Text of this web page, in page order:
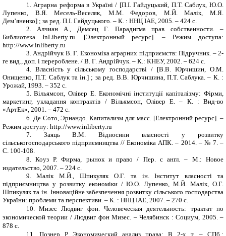
1.
Аграрна реформа в Україні / [П.І. Гайдуцький, П.Т. Саблук, Ю.О.
Лупенко, В.Я. Месель-Веселяк, М.М. Федоров, М.Й. Малік, М.Я.
Дем’яненко] ; за ред. П.І. Гайдуцького. – К. : ННЦ ІАЕ, 2005. – 424 с.
2.
Алчиан А., Демсец Г. Парадигма прав собственности. –
Библиотека InLiberty ru . [Электронный ресурс]. – Режим доступа:
http://www.inliberty ru
3. Андрійчук В. Г. Економіка аграрних підприємств: Підручник. – 2-
ге вид., доп. і перероблене. / В. Г. Андрійчук. – К.: КНЕУ, 2002. – 624 с.
4.
Власність у сільському господарстві / [В.В. Юрчишин, О.М.
Онищенко, П.Т. Саблук та ін.] ; за ред. В.В. Юрчишина, П.Т. Саблука. – К. :
Урожай, 1993. – 352 с.
5.
Вільямсон, Олівер Е. Економічні інституції капіталізму: Фірми,
маркетинг, укладання контрактів / Вільямсон, Олівер Е. – К. : Вид-во
«АртЕк», 2001. – 472 с.
6. Де Сото, Эрнандо. Капитализм для масс. [Електронний ресурс]. –
Режим доступу: http://www.inliberty.ru
7.
Заяць В.М. Відносини власності у розвитку
сільськогосподарського підприємництва // Економіка АПК. – 2014. – № 7. –
С. 100-108.
8.
Коуз Р. Фирма, рынок и право / Пер. с англ. – М.: Новое
издательство, 2007. – 224 с.
9.
Малік М.Й., Шпикуляк О.Г. та ін. Інститут власності та
підприємництва у розвитку економіки / Ю.О. Лупенко, М.Й. Малік, О.Г.
Шпикуляк та ін. Інноваційне забезпечення розвитку сільського господарства
України: проблеми та перспективи. – К. : ННЦ ІАЕ, 2007. – 270 с.
10.
Мизес Людвиг фон. Человеческая деятельность: трактат по
экономической теории / Людвиг фон Мизес. – Челябинск : Социум, 2005. –
878 с.
11.
Познер Р. Экономический анализ права: В 2-х т. – СПб.;